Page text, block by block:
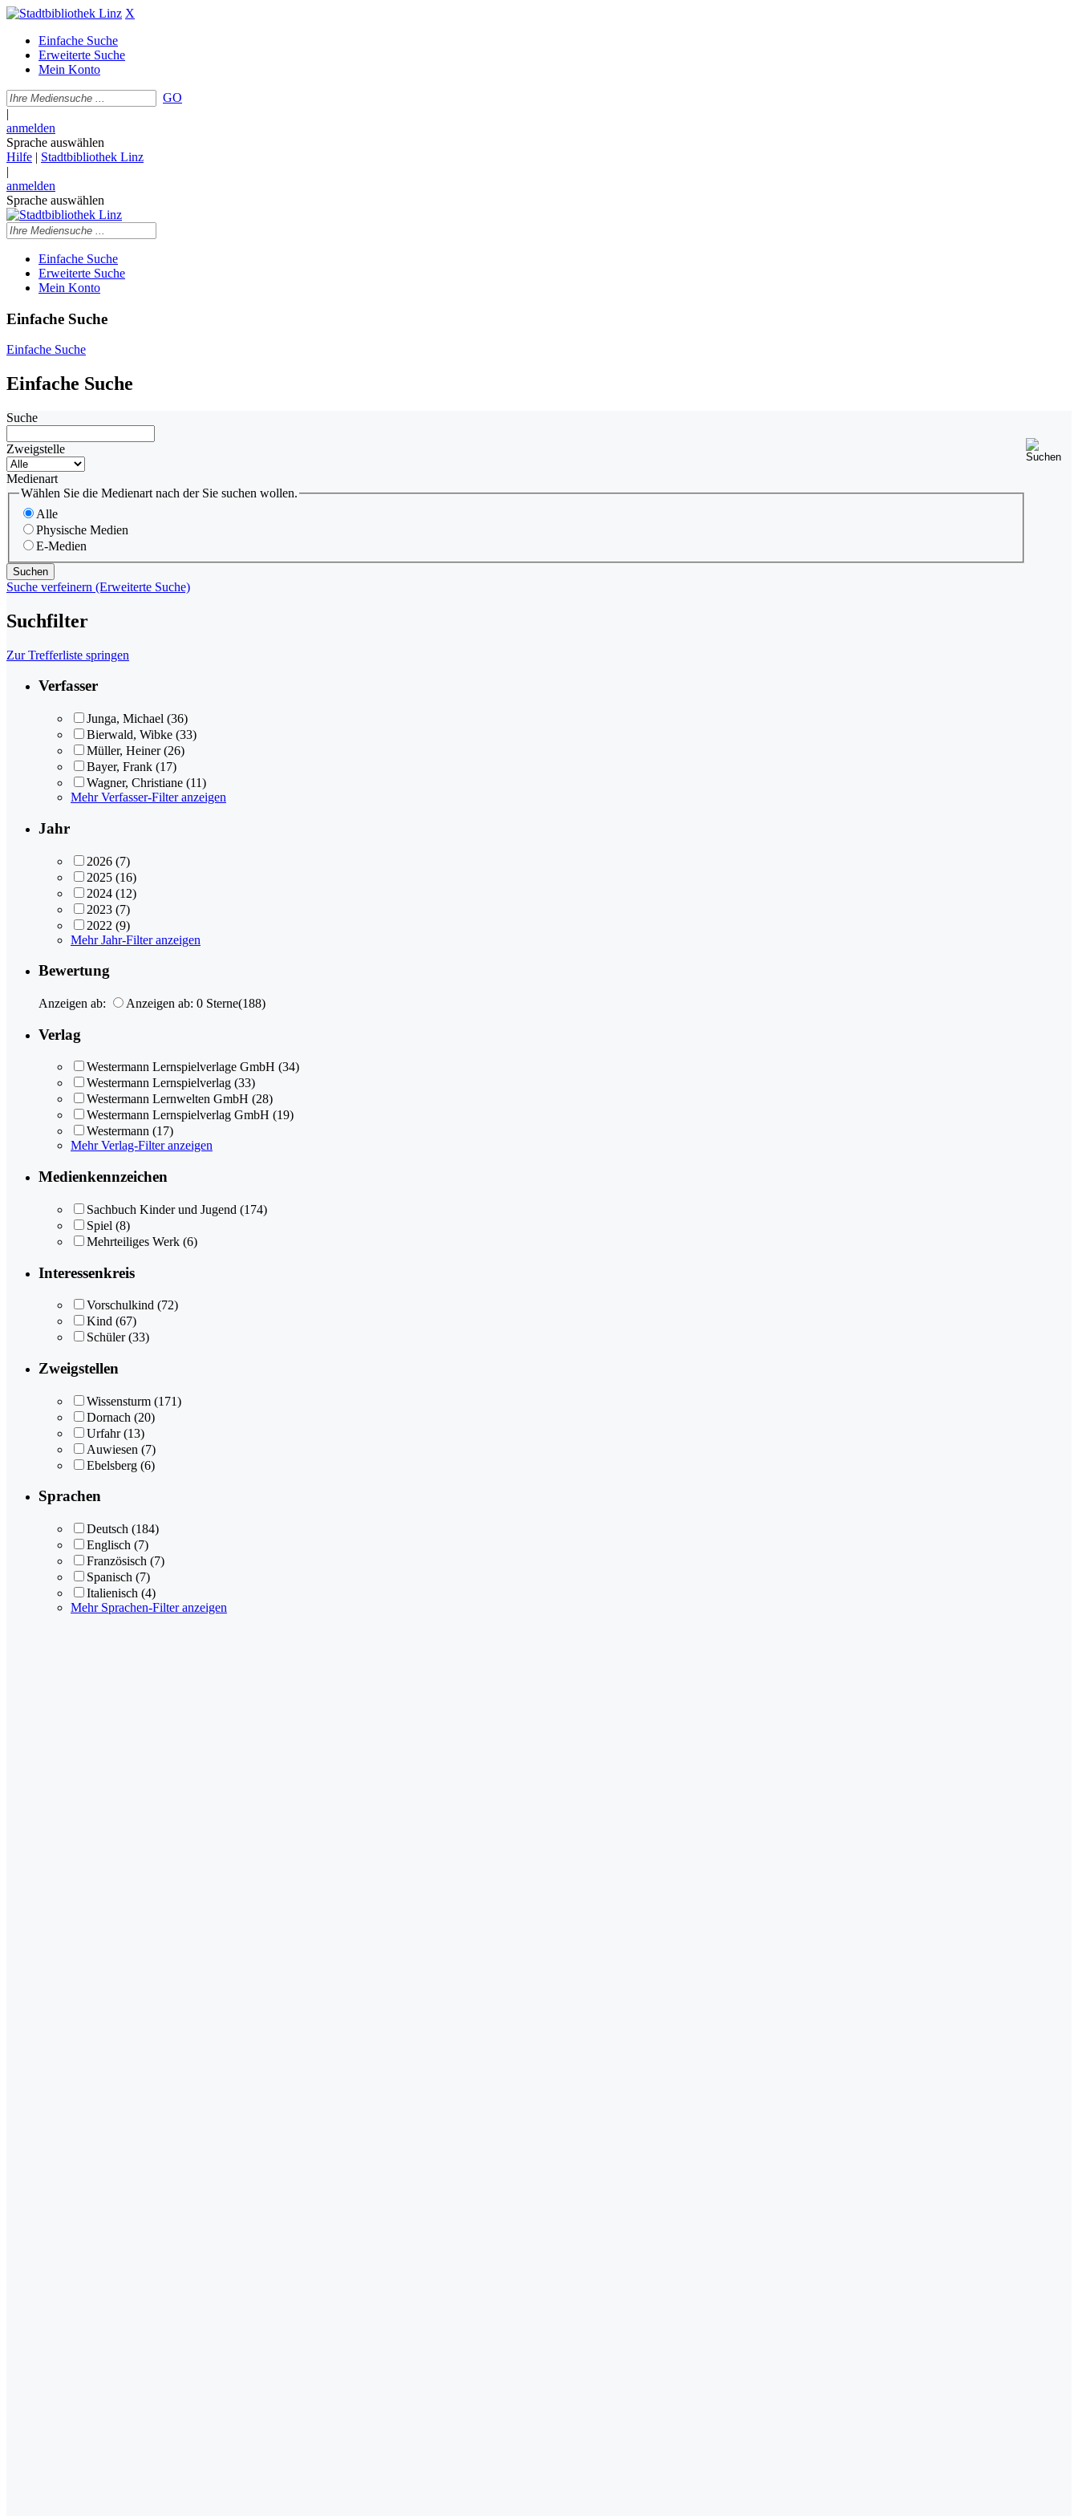
X
Einfache Suche
Erweiterte Suche
Mein Konto
GO
|
anmelden
Sprache auswählen
Hilfe | Stadtbibliothek Linz
|
anmelden
Sprache auswählen
Einfache Suche
Erweiterte Suche
Mein Konto
Einfache Suche
Einfache Suche
Einfache Suche
Suche
Zweigstelle
Medienart
Wählen Sie die Medienart nach der Sie suchen wollen.
Alle
Physische Medien
E-Medien
Suche verfeinern (Erweiterte Suche)
Suchfilter
Zur Trefferliste springen
Verfasser
Junga, Michael (36)
Bierwald, Wibke (33)
Müller, Heiner (26)
Bayer, Frank (17)
Wagner, Christiane (11)
Mehr Verfasser-Filter anzeigen
Jahr
2026 (7)
2025 (16)
2024 (12)
2023 (7)
2022 (9)
Mehr Jahr-Filter anzeigen
Bewertung
Anzeigen ab: Anzeigen ab: 0 Sterne(188)
Verlag
Westermann Lernspielverlage GmbH (34)
Westermann Lernspielverlag (33)
Westermann Lernwelten GmbH (28)
Westermann Lernspielverlag GmbH (19)
Westermann (17)
Mehr Verlag-Filter anzeigen
Medienkennzeichen
Sachbuch Kinder und Jugend (174)
Spiel (8)
Mehrteiliges Werk (6)
Interessenkreis
Vorschulkind (72)
Kind (67)
Schüler (33)
Zweigstellen
Wissensturm (171)
Dornach (20)
Urfahr (13)
Auwiesen (7)
Ebelsberg (6)
Sprachen
Deutsch (184)
Englisch (7)
Französisch (7)
Spanisch (7)
Italienisch (4)
Mehr Sprachen-Filter anzeigen